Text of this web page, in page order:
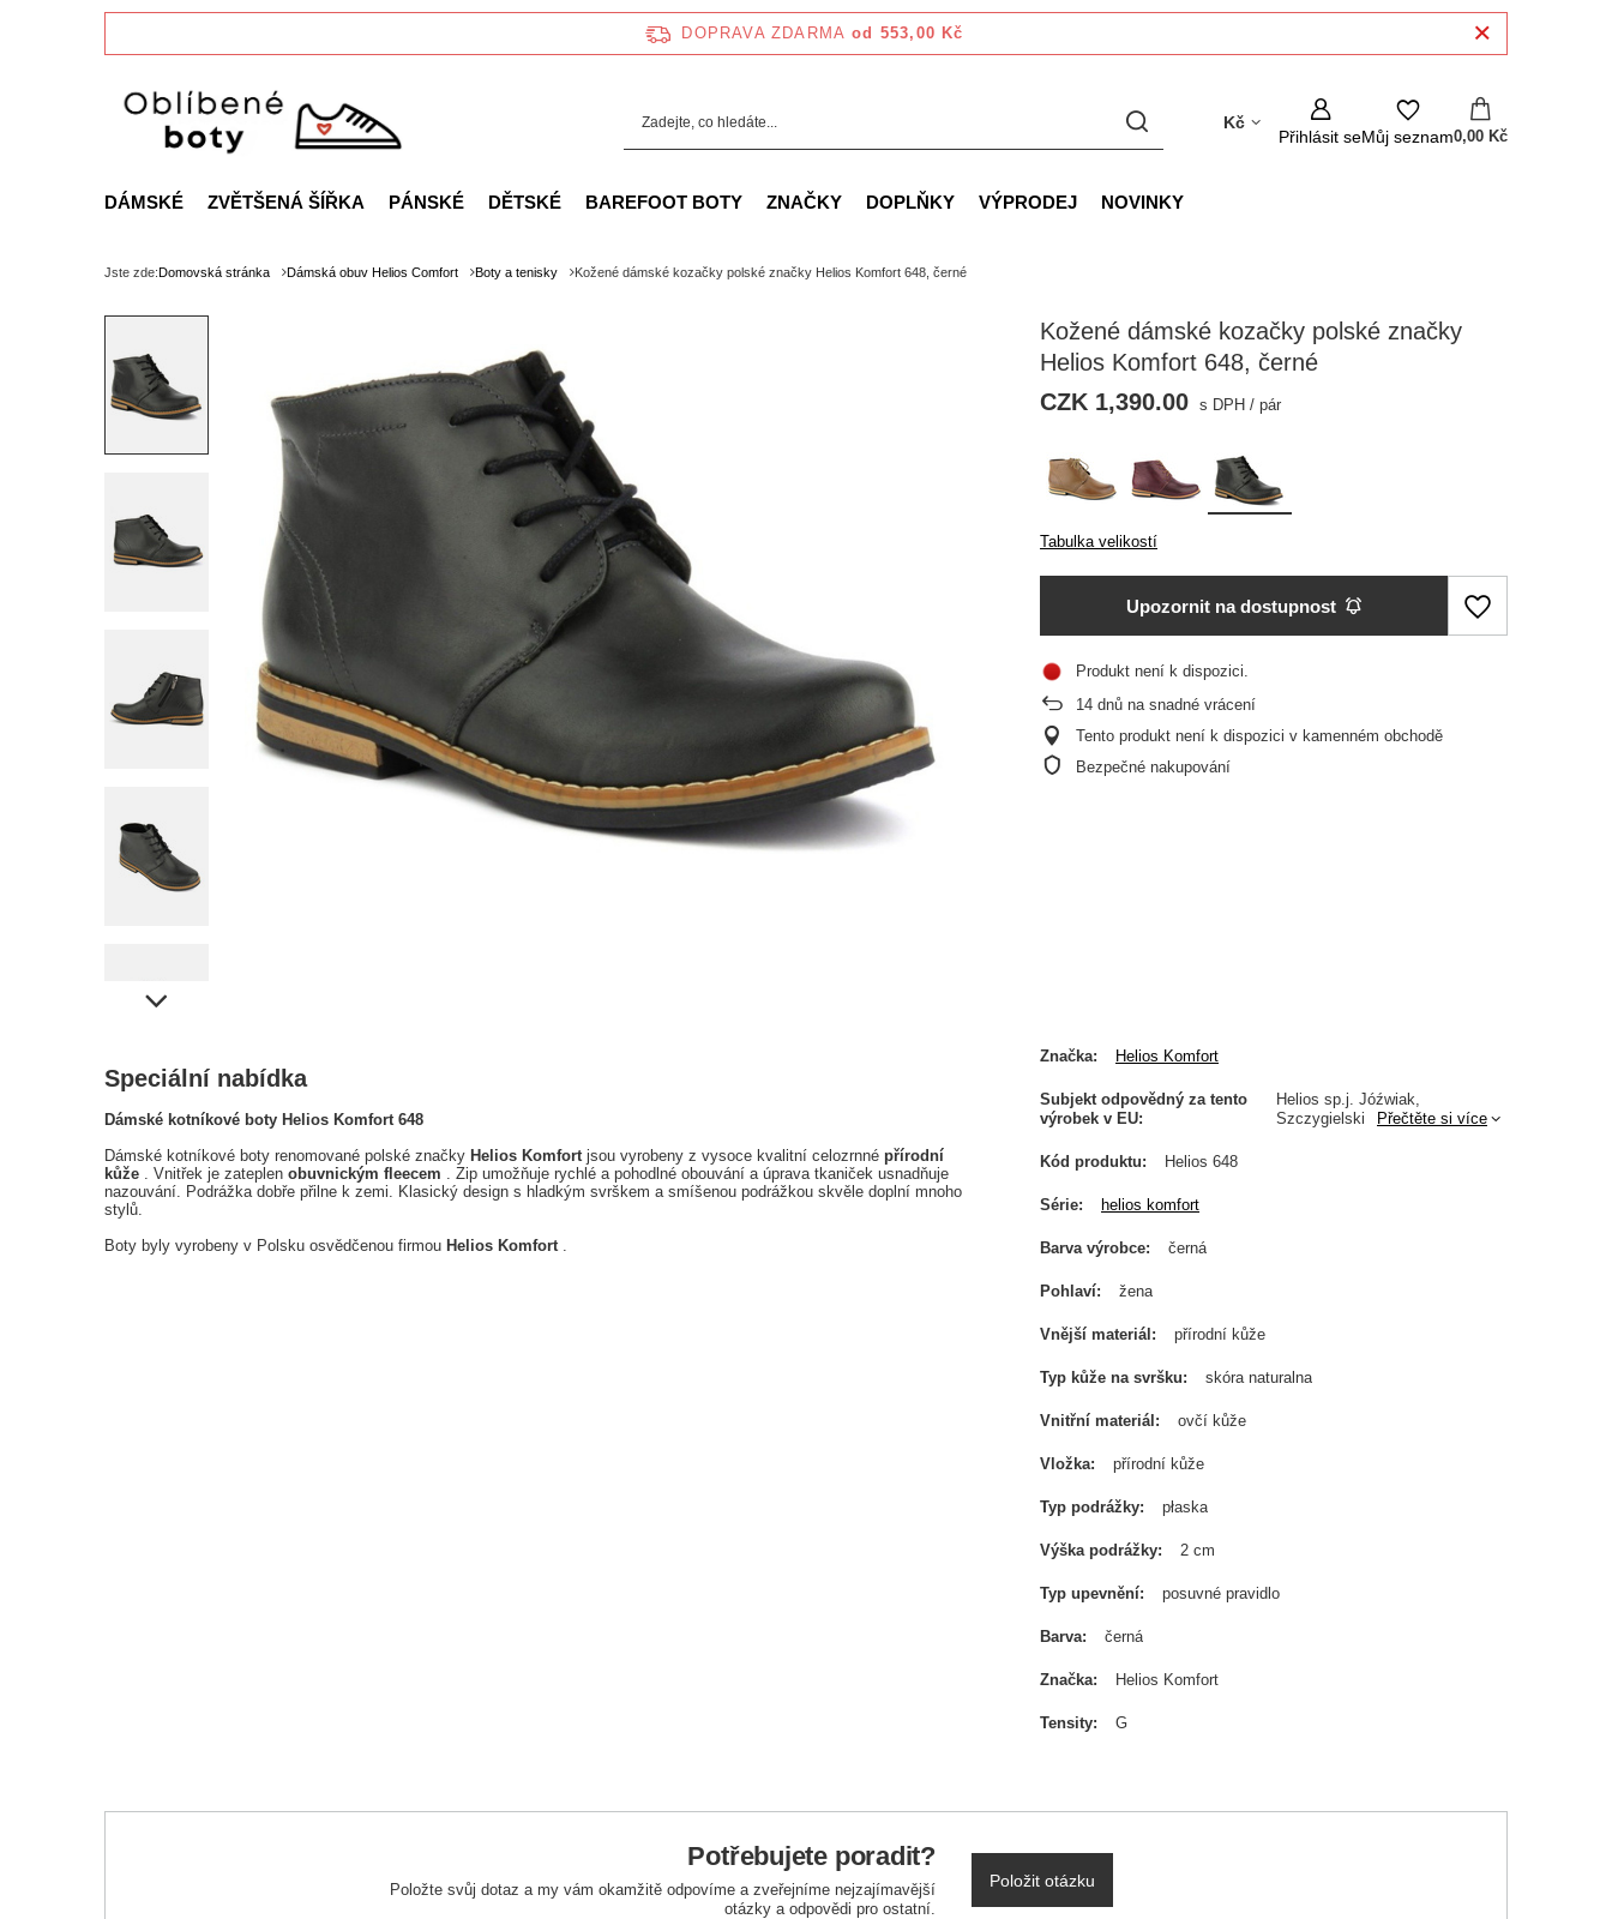
DOPRAVA ZDARMA od 553,00 Kč
Kč
Přihlásit seMůj seznam0,00 Kč
DÁMSKÉ ZVĚTŠENÁ ŠÍŘKA PÁNSKÉ DĚTSKÉ BAREFOOT BOTY ZNAČKY DOPLŇKY VÝPRODEJ NOVINKY
Jste zde:Domovská stránka Dámská obuv Helios Comfort Boty a tenisky Kožené dámské kozačky polské značky Helios Komfort 648, černé
Kožené dámské kozačky polské značky
Helios Komfort 648, černé
Tabulka velikostí
CZK 1,390.00 s DPH /pár
Upozornit na dostupnost
Produkt není k dispozici
14 dnů na snadné vrácení
Tento produkt není k dispozici v kamenném obchodě
Bezpečné nakupování
Speciální nabídka
Dámské kotníkové boty Helios Komfort 648
Dámské kotníkové boty renomované polské značky Helios Komfort jsou vyrobeny z vysoce kvalitní celozrnné přírodní
kůže . Vnitřek je zateplen obuvnickým fleecem . Zip umožňuje rychlé a pohodlné obouvání a úprava tkaniček usnadňuje
nazouvání. Podrážka dobře přilne k zemi. Klasický design s hladkým svrškem a smíšenou podrážkou skvěle doplní mnoho
stylů.
Boty byly vyrobeny v Polsku osvědčenou firmou Helios Komfort
Značka Helios Komfort
Subjekt odpovědný za tento
výrobek v EU
Helios sp.j. Jóźwiak,
Szczygielski
Přečtěte si více
Kód produktu Helios 648
Série helios komfort
Barva výrobce černá
Pohlaví žena
Vnější materiál přírodní kůže
Typ kůže na svršku skóra naturalna
Vnitřní materiál ovčí kůže
Vložka přírodní kůže
Typ podrážky płaska
Výška podrážky 2 cm
Typ upevnění posuvné pravidlo
Barva černá
Značka Helios Komfort
Tensity G
Potřebujete poradit?
Položte svůj dotaz a my vám okamžitě odpovíme a zveřejníme nejzajímavější
otázky a odpovědi pro ostatní.
Položit otázku